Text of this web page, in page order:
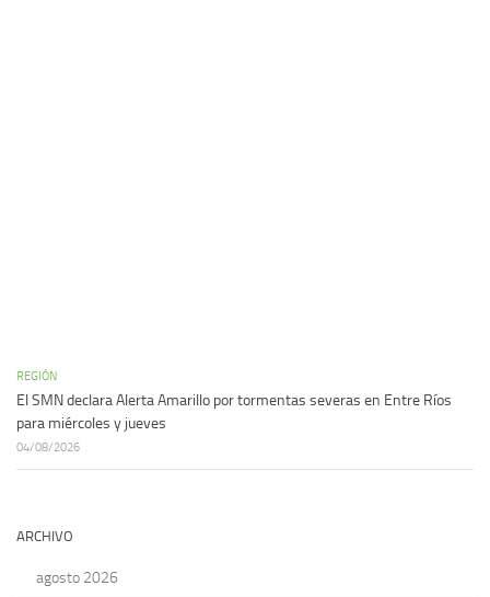
REGIÓN
El SMN declara Alerta Amarillo por tormentas severas en Entre Ríos
para miércoles y jueves
04/08/2026
ARCHIVO
agosto 2026